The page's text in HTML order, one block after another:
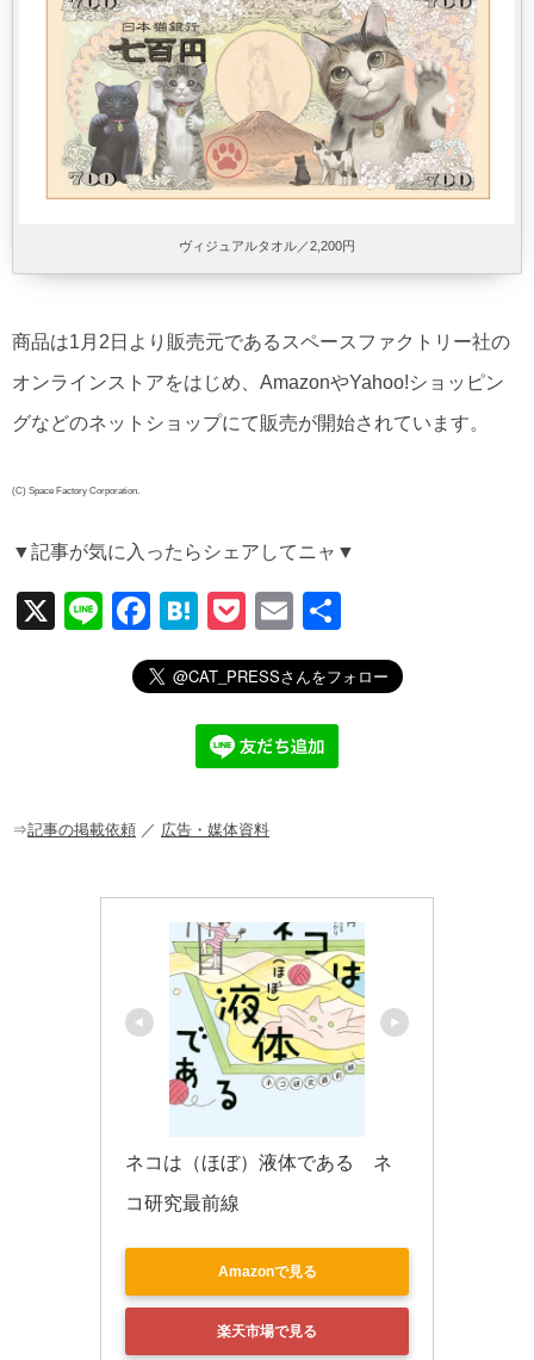
ヴィジュアルタオル／2,200円
商品は1月2日より販売元であるスペースファクトリー社の
オンラインストアをはじめ、AmazonやYahoo!ショッピン
グなどのネットショップにて販売が開始されています。
(C) Space Factory Corporation.
▼記事が気に入ったらシェアしてニャ▼
X
Li
F
a
c
o
H
at
e
n
a
P
o
ck
et
E
m
ail
有
⇒記事の掲載依頼 ／ 広告・媒体資料
ネコは（ほぼ）液体である　ネ
コ研究最前線
Amazonで見る
楽天市場で見る